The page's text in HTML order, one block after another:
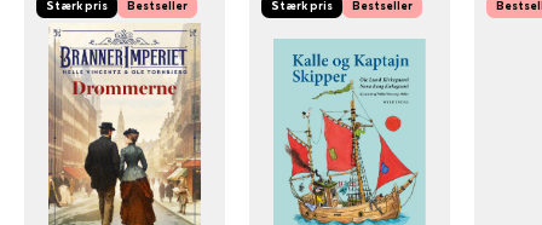
Stærk pris Bestseller Stærk pris Bestseller